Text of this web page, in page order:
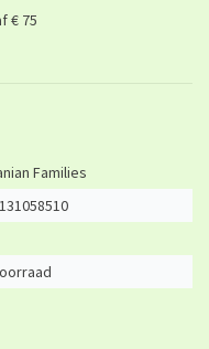
€ 75
Families